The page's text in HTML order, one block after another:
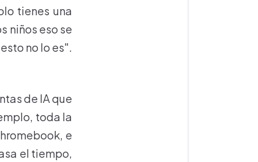
tienes una
niños eso se
no lo es".
de IA que
toda la
e
el tiempo,